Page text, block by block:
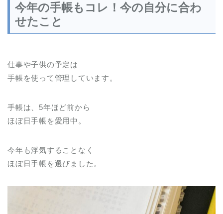
今年の手帳もコレ！今の自分に合わ
せたこと
仕事や子供の予定は
手帳を使って管理しています。
手帳は、5年ほど前から
ほぼ日手帳を愛用中。
今年も浮気することなく
ほぼ日手帳を選びました。